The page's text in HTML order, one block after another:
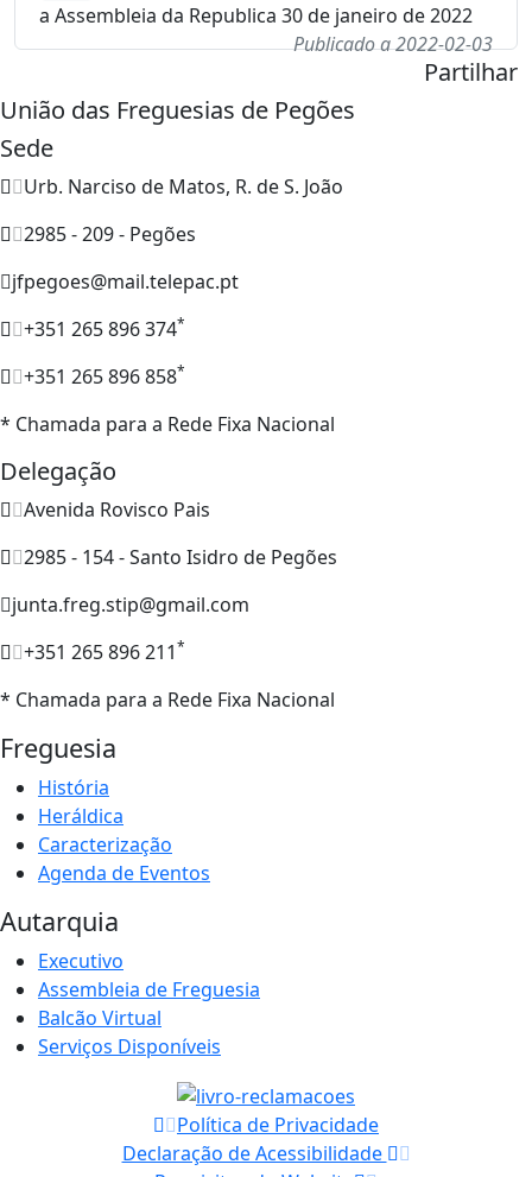
a Assembleia da Republica 30 de janeiro de 2022
Publicado a 2022-02-03
Partilhar
União das Freguesias de Pegões
Sede
Urb. Narciso de Matos, R. de S. João
2985 - 209 - Pegões
jfpegoes@mail.telepac.pt
+351 265 896 374*
+351 265 896 858*
* Chamada para a Rede Fixa Nacional
Delegação
Avenida Rovisco Pais
2985 - 154 - Santo Isidro de Pegões
junta.freg.stip@gmail.com
+351 265 896 211*
* Chamada para a Rede Fixa Nacional
Freguesia
História
Heráldica
Caracterização
Agenda de Eventos
Autarquia
Executivo
Assembleia de Freguesia
Balcão Virtual
Serviços Disponíveis
Política de Privacidade
Declaração de Acessibilidade